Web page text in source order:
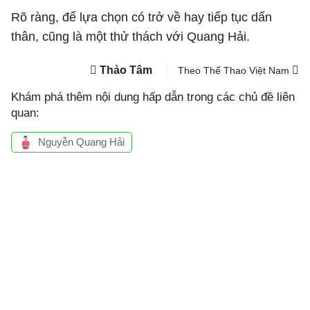
Rõ ràng, để lựa chọn có trở về hay tiếp tục dấn
thân, cũng là một thử thách với Quang Hải.
Thảo Tâm Theo Thể Thao Việt Nam
Khám phá thêm nội dung hấp dẫn trong các chủ đề liên
quan:
Nguyễn Quang Hải